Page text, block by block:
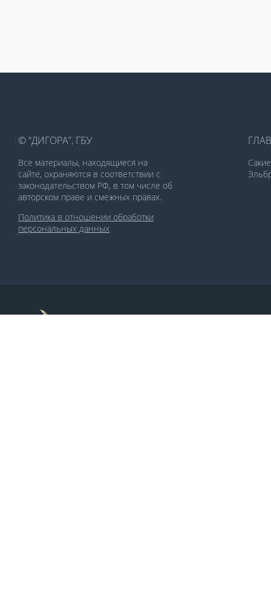
© “ДИГОРА”, ГБУ
Все материалы, находящиеся на
сайте, охраняются в соответствии с
законодательством РФ, в том числе об
авторском праве и смежных правах.
Политика в отношении обработки
персональных данных